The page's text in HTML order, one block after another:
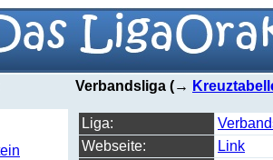
Verbandsliga (→
Liga:
Webseite:
Link